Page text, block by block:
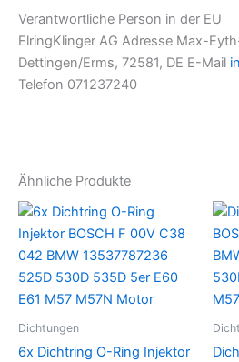
Verantwortliche Person in der EU
ElringKlinger AG Adresse Max-
Dettingen/Erms, 72581, DE E-Mail
Telefon 071237240
Ähnliche Produkte
Dichtungen
6x Dichtring O-Ring Injektor